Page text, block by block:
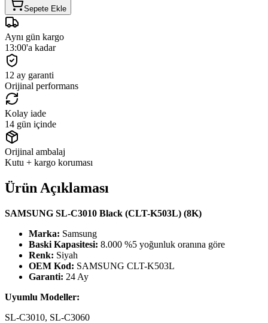
Sepete Ekle
Aynı gün kargo
13:00'a kadar
12 ay garanti
Orijinal performans
Kolay iade
14 gün içinde
Orijinal ambalaj
Kutu + kargo koruması
Ürün Açıklaması
SAMSUNG SL-C3010 Black (CLT-K503L) (8K)
Marka: Samsung
Baski Kapasitesi: 8.000 %5 yoğunluk oranına göre
Renk: Siyah
OEM Kod: SAMSUNG CLT-K503L
Garanti: 24 Ay
Uyumlu Modeller:
SL-C3010, SL-C3060